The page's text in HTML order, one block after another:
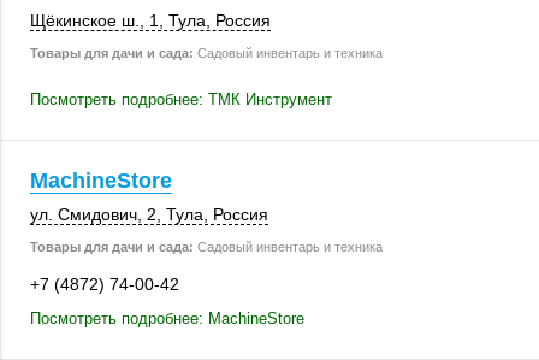
Щёкинское ш., 1 Тула Россия
Товары для дачи и сада: Садовый инвентарь и техника
Посмотреть подробнее: ТМК Инструмент
MachineStore
ул. Смидович, 2 Тула Россия
Товары для дачи и сада: Садовый инвентарь и техника
+7 (4872) 74-00-42
Посмотреть подробнее: MachineStore